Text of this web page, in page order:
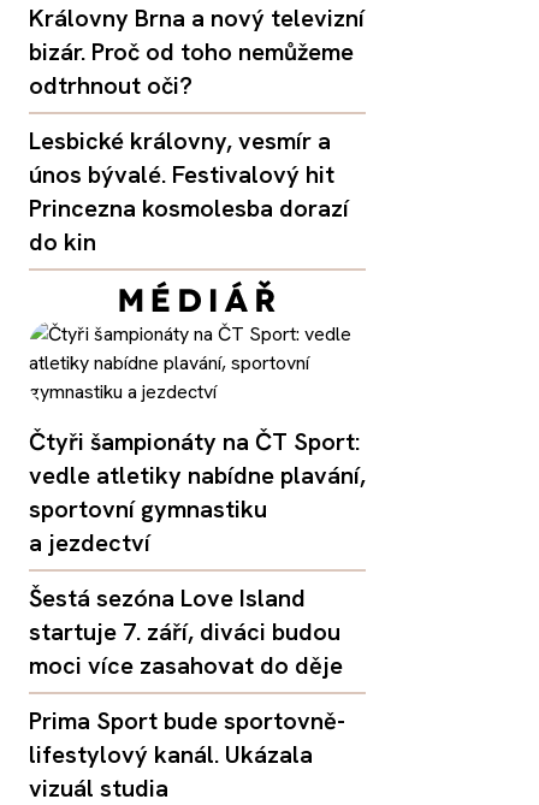
Královny Brna a nový televizní
bizár. Proč od toho nemůžeme
odtrhnout oči?
Lesbické královny, vesmír a
únos bývalé. Festivalový hit
Princezna kosmolesba dorazí
do kin
Čtyři šampionáty na ČT Sport:
vedle atletiky nabídne plavání,
sportovní gymnastiku
a jezdectví
Šestá sezóna Love Island
startuje 7. září, diváci budou
moci více zasahovat do děje
Prima Sport bude sportovně-
lifestylový kanál. Ukázala
vizuál studia